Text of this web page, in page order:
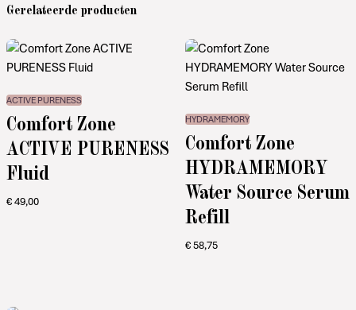
Gerelateerde producten
ACTIVE PURENESS
Comfort Zone
ACTIVE PURENESS
Fluid
€49,00
HYDRAMEMORY
Comfort Zone
HYDRAMEMORY
Water Source Serum
Refill
€58,75